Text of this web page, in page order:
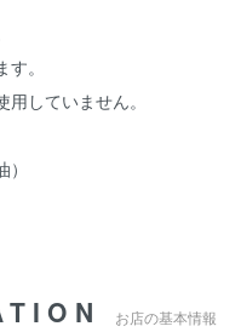
。
していません。
お店の基本情報